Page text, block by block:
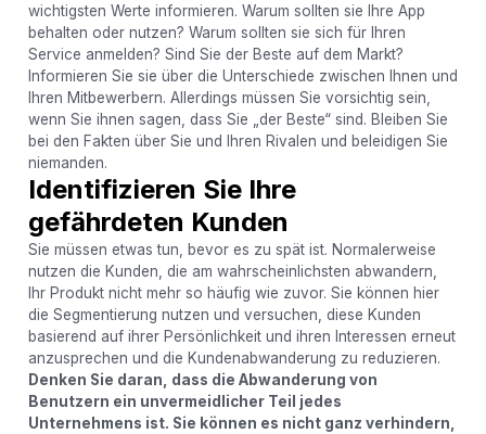
wichtigsten Werte informieren. Warum sollten sie Ihre App
behalten oder nutzen? Warum sollten sie sich für Ihren
Service anmelden? Sind Sie der Beste auf dem Markt?
Informieren Sie sie über die Unterschiede zwischen Ihnen und
Ihren Mitbewerbern. Allerdings müssen Sie vorsichtig sein,
wenn Sie ihnen sagen, dass Sie „der Beste“ sind. Bleiben Sie
bei den Fakten über Sie und Ihren Rivalen und beleidigen Sie
niemanden.
Identifizieren Sie Ihre
gefährdeten Kunden
Sie müssen etwas tun, bevor es zu spät ist. Normalerweise
nutzen die Kunden, die am wahrscheinlichsten abwandern,
Ihr Produkt nicht mehr so ​​häufig wie zuvor. Sie können hier
die Segmentierung nutzen und versuchen, diese Kunden
basierend auf ihrer Persönlichkeit und ihren Interessen erneut
anzusprechen und die Kundenabwanderung zu reduzieren.
Denken Sie daran, dass die Abwanderung von
Benutzern ein unvermeidlicher Teil jedes
Unternehmens ist. Sie können es nicht ganz verhindern,